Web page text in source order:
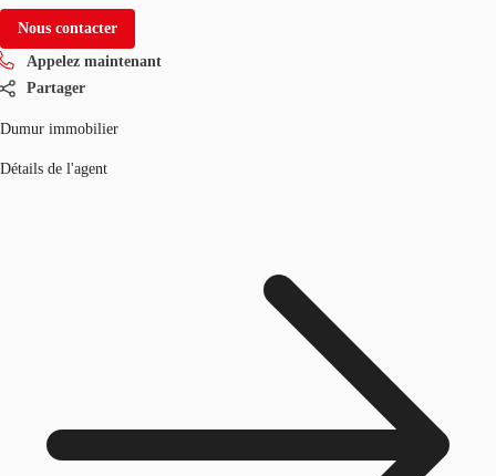
Nous contacter
Appelez maintenant
Partager
Dumur immobilier
Détails de l'agent